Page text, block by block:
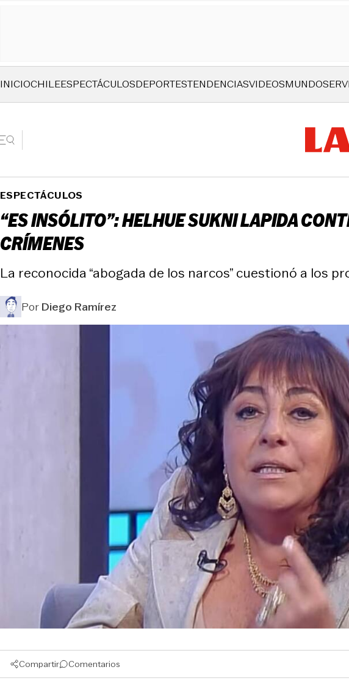
INICIOCHILEESPECTÁCULOSDEPORTESTENDENCIASVIDEOSMUNDO
ESPECTÁCULOS
“ES INSÓLITO”: HELHUE SUKNI LAPIDA
CRÍMENES
La reconocida “abogada de los narcos” cuestionó a los
PorDiego Ramírez
Compartir Comentarios